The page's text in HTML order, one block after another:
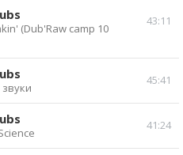
43:11
(Dub'Raw camp 10
45:41
звуки
41:24